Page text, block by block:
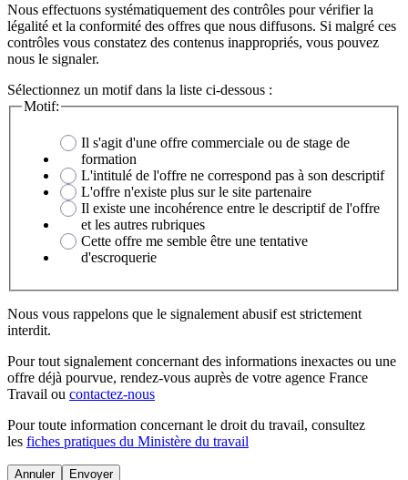
Nous effectuons systématiquement des contrôles pour vérifier la
légalité et la conformité des offres que nous diffusons. Si malgré ces
contrôles vous constatez des contenus inappropriés, vous pouvez
nous le signaler.
Sélectionnez un motif dans la liste ci-dessous :
Motif:
Il s'agit d'une offre commerciale ou de stage de
formation
L'intitulé de l'offre ne correspond pas à son descriptif
L'offre n'existe plus sur le site partenaire
Il existe une incohérence entre le descriptif de l'offre
et les autres rubriques
Cette offre me semble être une tentative
d'escroquerie
Nous vous rappelons que le signalement abusif est strictement
interdit.
Pour tout signalement concernant des informations inexactes ou une
offre déjà pourvue, rendez-vous auprès de votre agence France
Travail ou contactez-nous
Pour toute information concernant le droit du travail, consultez
les fiches pratiques du Ministère du travail
Annuler